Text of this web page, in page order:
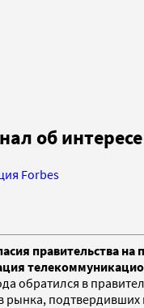
об
Forbes
правительства
обратился в
рынка,